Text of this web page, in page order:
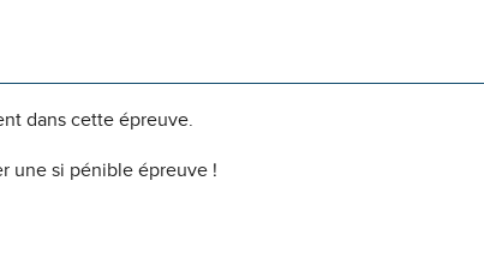
dans cette épreuve.
une si pénible épreuve !